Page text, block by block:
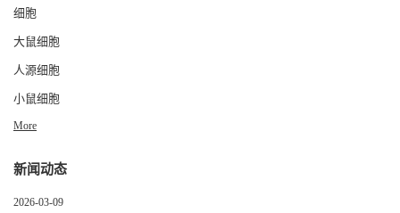
细胞
大鼠细胞
人源细胞
小鼠细胞
More
新闻动态
2026-03-09